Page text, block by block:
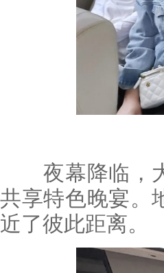
夜幕降临，大
共享特色晚宴。
近了彼此距离。